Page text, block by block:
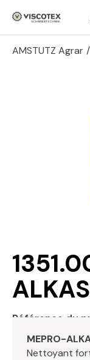
Aller au contenu
AMSTUTZ Agrar /
Référence du
MEPRO-
Nettoyant